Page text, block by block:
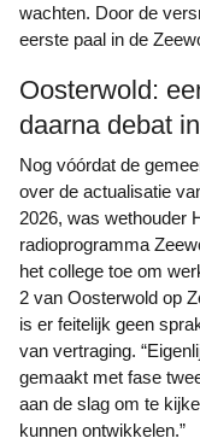
wachten. Door de
eerste paal in de
Oosterwold:
daarna debat
Nog vóórdat de gemeenteraad zich donderdag 12 februari boog
over de actualisatie
2026, was wethouder
radioprogramma
het college toe om
2 van Oosterwold op
is er feitelijk geen
van vertraging.
gemaakt met fase
aan de slag om te
kunnen ontwikkelen.”